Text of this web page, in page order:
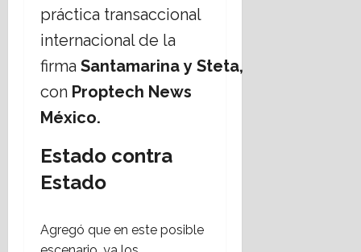
práctica transaccional
internacional de la
firma Santamarina y Steta,
con Proptech News
México.
Estado contra
Estado
Agregó que en este posible